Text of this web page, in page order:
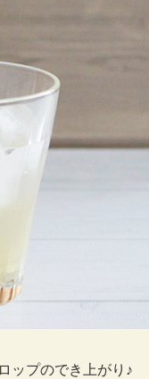
ップのでき上がり♪